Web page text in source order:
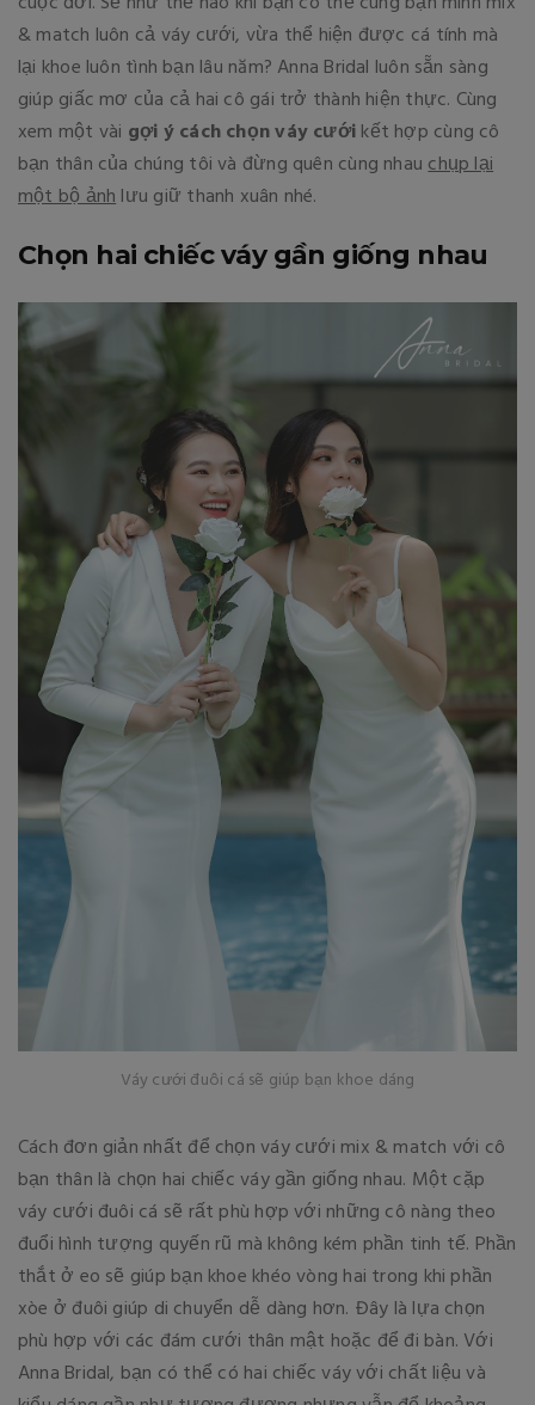
& match luôn cả váy cưới, vừa thể hiện được cá tính mà
lại khoe luôn tình bạn lâu năm? Anna Bridal luôn sẵn sàng
giúp giấc mơ của cả hai cô gái trở thành hiện thực. Cùng
xem một vài gợi ý cách chọn váy cướikết hợp cùng cô
bạn thân của chúng tôi và đừng quên cùng nhauchụp lại
một bộ ảnhlưu giữ thanh xuân nhé.
Chọn hai chiếc váy gần giống nhau
Váy cưới đuôi cá sẽ giúp bạn khoe dáng
Cách đơn giản nhất để chọn váy cưới mix & match với cô
bạn thân là chọn hai chiếc váy gần giống nhau. Một cặp
váy cưới đuôi cá sẽ rất phù hợp với những cô nàng theo
đuổi hình tượng quyến rũ mà không kém phần tinh tế. Phần
thắt ở eo sẽ giúp bạn khoe khéo vòng hai trong khi phần
xòe ở đuôi giúp di chuyển dễ dàng hơn. Đây là lựa chọn
phù hợp với các đám cưới thân mật hoặc để đi bàn. Với
Anna Bridal, bạn có thể có hai chiếc váy với chất liệu và